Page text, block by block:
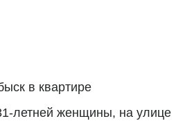
в квартире
летней женщины, на улице